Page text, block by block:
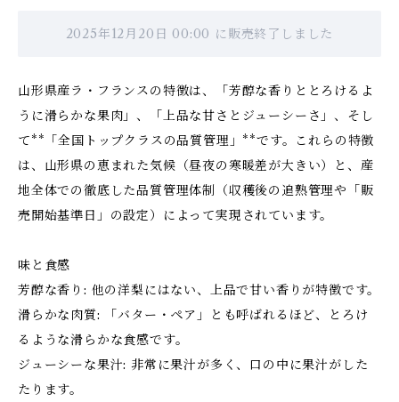
2025年12月20日 00:00 に販売終了しました
山形県産ラ・フランスの特徴は、「芳醇な香りととろけるよ
うに滑らかな果肉」、「上品な甘さとジューシーさ」、そし
て**「全国トップクラスの品質管理」**です。これらの特徴
は、山形県の恵まれた気候（昼夜の寒暖差が大きい）と、産
地全体での徹底した品質管理体制（収穫後の追熟管理や「販
売開始基準日」の設定）によって実現されています。
味と食感
芳醇な香り: 他の洋梨にはない、上品で甘い香りが特徴です。
滑らかな肉質: 「バター・ペア」とも呼ばれるほど、とろけ
るような滑らかな食感です。
ジューシーな果汁: 非常に果汁が多く、口の中に果汁がした
たります。